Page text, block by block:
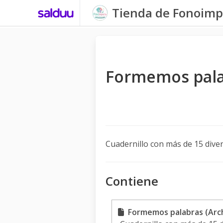
Tienda de
Formemos
Cuadernillo con más de 15
Contiene
Formemos palabras